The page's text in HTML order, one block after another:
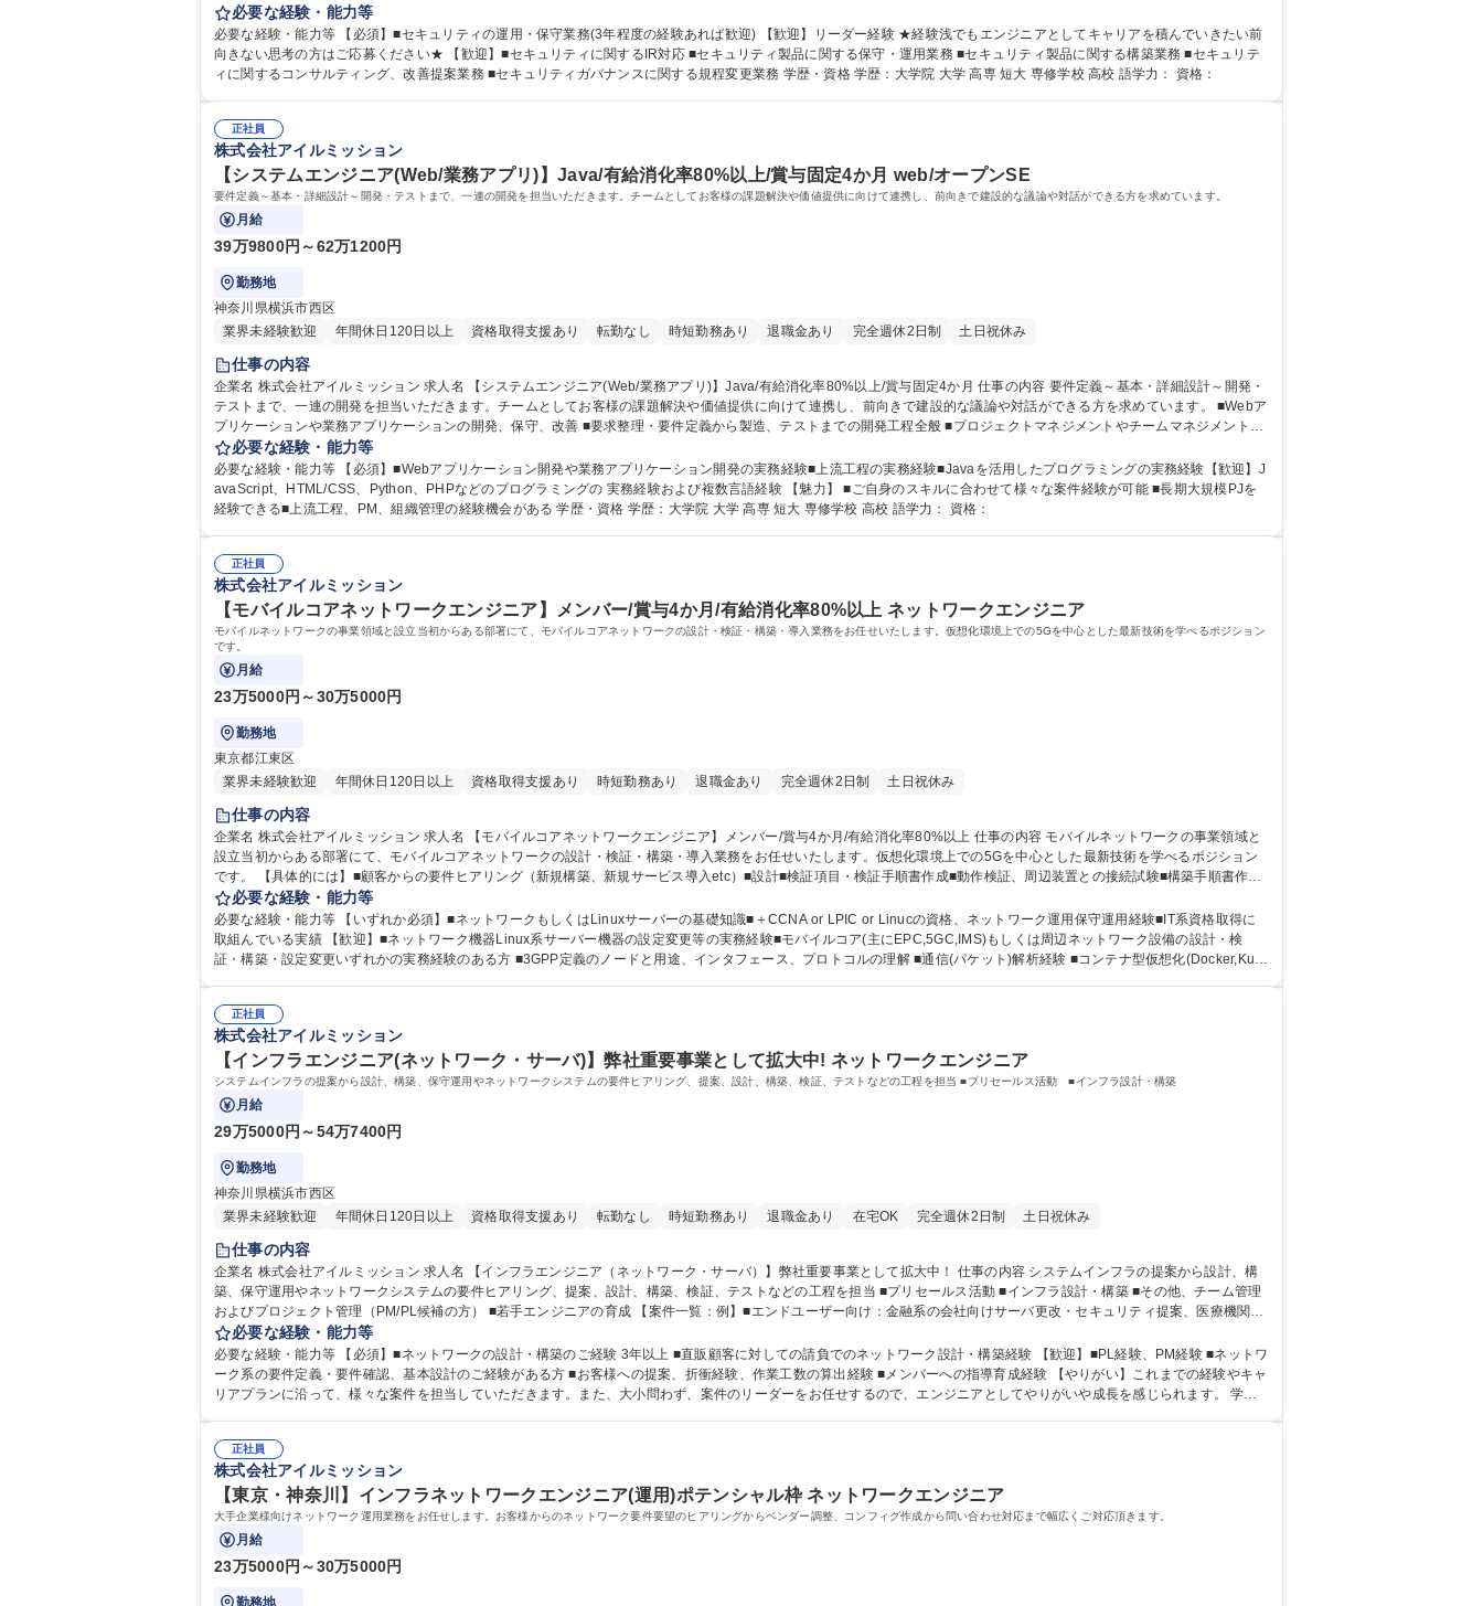
務 ■全体環境に対するセキュリティコンサルティング業務および改善提案業務 ■セキュリティ製品に関するベンダ調整、不具合調査、設定変更 ※具体的なアサイン業務および
範囲については、スキルやご経験を伺ったうえで検討していきます。 募集職種 【東京・神奈川/セキュリティエンジニア(運用保守)】ポテンシャル枠/採用強化中
必要な経験・能力等
必要な経験・能力等 【必須】■セキュリティの運用・保守業務(3年程度の経験あれば歓迎) 【歓迎】リーダー経験 ★経験浅でもエンジニアとしてキャリアを積んでいきたい前
向きない思考の方はご応募ください★ 【歓迎】■セキュリティに関するIR対応 ■セキュリティ製品に関する保守・運用業務 ■セキュリティ製品に関する構築業務 ■セキュリテ
ィに関するコンサルティング、改善提案業務 ■セキュリティガバナンスに関する規程変更業務 学歴・資格 学歴：大学院 大学 高専 短大 専修学校 高校 語学力： 資格：
正社員
株式会社アイルミッション
【システムエンジニア(Web/業務アプリ)】Java/有給消化率80%以上/賞与固定4か月 web/オープンSE
要件定義～基本・詳細設計～開発・テストまで、一連の開発を担当いただきます。チームとしてお客様の課題解決や価値提供に向けて連携し、前向きで建設的な議論や対話ができる方を求めています。
月給
39万9800円～62万1200円
勤務地
神奈川県横浜市西区
業界未経験歓迎
年間休日120日以上 資格取得支援あり 転勤なし 時短勤務あり 退職金あり 完全週休2日制 土日祝休み
仕事の内容
企業名 株式会社アイルミッション 求人名 【システムエンジニア(Web/業務アプリ)】Java/有給消化率80%以上/賞与固定4か月 仕事の内容 要件定義～基本・詳細設計～開発・
テストまで、一連の開発を担当いただきます。チームとしてお客様の課題解決や価値提供に向けて連携し、前向きで建設的な議論や対話ができる方を求めています。 ■Webア
プリケーションや業務アプリケーションの開発、保守、改善 ■要求整理・要件定義から製造、テストまでの開発工程全般 ■プロジェクトマネジメントやチームマネジメント
（PM/PL候補の方） ■お客様との折衝やプリセールス、業務改善提案（PM/PL候補の方） ■基幹システム（ERPシステム）導入支援 ■自部門の組織力強化に向けたチームビル
ディング、プロセス改善、技術力向上施策の提案と実行への参画 募集職種 【システムエンジニア(Web/業務アプリ)】Java/有給消化率80%以上/賞与固定4か月
必要な経験・能力等
必要な経験・能力等 【必須】■Webアプリケーション開発や業務アプリケーション開発の実務経験■上流工程の実務経験■Javaを活用したプログラミングの実務経験【歓迎】J
avaScript、HTML/CSS、Python、PHPなどのプログラミングの 実務経験および複数言語経験 【魅力】 ■ご自身のスキルに合わせて様々な案件経験が可能 ■長期大規模PJを
経験できる■上流工程、PM、組織管理の経験機会がある 学歴・資格 学歴：大学院 大学 高専 短大 専修学校 高校 語学力： 資格：
正社員
株式会社アイルミッション
【モバイルコアネットワークエンジニア】メンバー/賞与4か月/有給消化率80%以上 ネットワークエンジニア
モバイルネットワークの事業領域と設立当初からある部署にて、モバイルコアネットワークの設計・検証・構築・導入業務をお任せいたします。仮想化環境上での5Gを中心とした最新技術を学べるポジション
です。
月給
23万5000円～30万5000円
勤務地
東京都江東区
業界未経験歓迎
年間休日120日以上 資格取得支援あり 時短勤務あり 退職金あり 完全週休2日制 土日祝休み
仕事の内容
企業名 株式会社アイルミッション 求人名 【モバイルコアネットワークエンジニア】メンバー/賞与4か月/有給消化率80%以上 仕事の内容 モバイルネットワークの事業領域と
設立当初からある部署にて、モバイルコアネットワークの設計・検証・構築・導入業務をお任せいたします。仮想化環境上での5Gを中心とした最新技術を学べるポジション
です。 【具体的には】■顧客からの要件ヒアリング（新規構築、新規サービス導入etc）■設計■検証項目・検証手順書作成■動作検証、周辺装置との接続試験■構築手順書作成
■構築作業・設定追加/変更作業■正常性確認、KPI確認 【プロジェクト一例】■大手携帯通信事業者様、大手Sier様向け ・5G/L5G関連技術の検証/構築/運用支援 ・仮想化（コ
ンテナ/オーケストレーション）支援 etc... 募集職種 【モバイルコアネットワークエンジニア】メンバー/賞与4か月/有給消化率80%以上
必要な経験・能力等
必要な経験・能力等 【いずれか必須】■ネットワークもしくはLinuxサーバーの基礎知識■＋CCNA or LPIC or Linucの資格、ネットワーク運用保守運用経験■IT系資格取得に
取組んでいる実績 【歓迎】■ネットワーク機器Linux系サーバー機器の設定変更等の実務経験■モバイルコア(主にEPC,5GC,IMS)もしくは周辺ネットワーク設備の設計・検
証・構築・設定変更いずれかの実務経験のある方 ■3GPP定義のノードと用途、インタフェース、プロトコルの理解 ■通信(パケット)解析経験 ■コンテナ型仮想化(Docker,Kub
正社員
株式会社アイルミッション
【インフラエンジニア(ネットワーク・サーバ)】弊社重要事業として拡大中! ネットワークエンジニア
システムインフラの提案から設計、構築、保守運用やネットワークシステムの要件ヒアリング、提案、設計、構築、検証、テストなどの工程を担当 ■プリセールス活動 ■インフラ設計・構築
月給
29万5000円～54万7400円
勤務地
神奈川県横浜市西区
業界未経験歓迎
年間休日120日以上 資格取得支援あり 転勤なし 時短勤務あり 退職金あり 在宅OK 完全週休2日制 土日祝休み
仕事の内容
企業名 株式会社アイルミッション 求人名 【インフラエンジニア（ネットワーク・サーバ）】弊社重要事業として拡大中！ 仕事の内容 システムインフラの提案から設計、構
築、保守運用やネットワークシステムの要件ヒアリング、提案、設計、構築、検証、テストなどの工程を担当 ■プリセールス活動 ■インフラ設計・構築 ■その他、チーム管理
およびプロジェクト管理（PM/PL候補の方） ■若手エンジニアの育成 【案件一覧：例】■エンドユーザー向け：金融系の会社向けサーバ更改・セキュリティ提案、医療機関の
院内ネットワーク更改 ■Sier向け：金融向けの新規拠点ネットワーク構築、通信事業者のサービス運用業務 募集職種 【インフラエンジニア（ネットワーク・サーバ）】弊社
重要事業として拡大中！
必要な経験・能力等
必要な経験・能力等 【必須】■ネットワークの設計・構築のご経験 3年以上 ■直販顧客に対しての請負でのネットワーク設計・構築経験 【歓迎】■PL経験、PM経験 ■ネットワ
ーク系の要件定義・要件確認、基本設計のご経験がある方 ■お客様への提案、折衝経験、作業工数の算出経験 ■メンバーへの指導育成経験 【やりがい】これまでの経験やキャ
リアプランに沿って、様々な案件を担当していただきます。また、大小問わず、案件のリーダーをお任せするので、エンジニアとしてやりがいや成長を感じられます。 学
正社員
株式会社アイルミッション
【東京・神奈川】インフラネットワークエンジニア(運用)ポテンシャル枠 ネットワークエンジニア
大手企業様向けネットワーク運用業務をお任せします。お客様からのネットワーク要件要望のヒアリングからベンダー調整、コンフィグ作成から問い合わせ対応まで幅広くご対応頂きます。
月給
23万5000円～30万5000円
勤務地